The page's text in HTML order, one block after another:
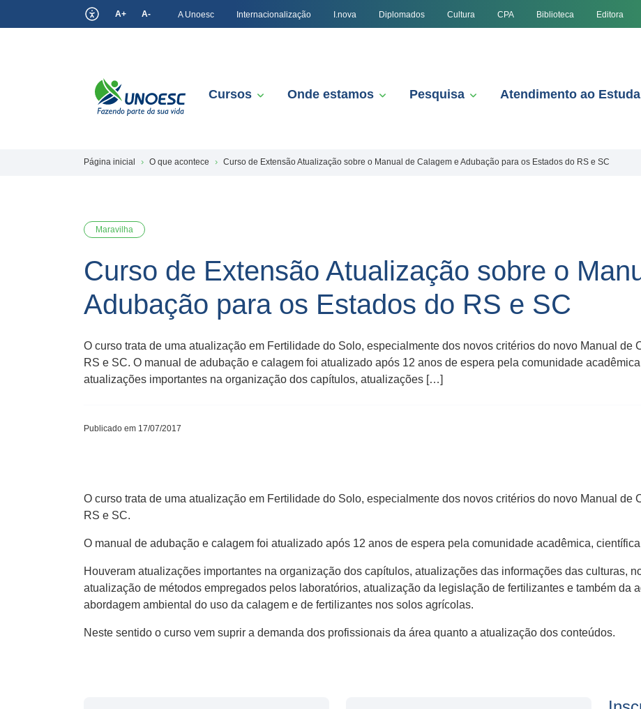
A+ A- A Unoesc Internacionalização I.nova Diplomados Cultura CPA Biblioteca Editora
Cursos Onde estamos Pesquisa Atendimento ao
Página inicial O que acontece Curso de Extensão Atualização sobre o Manual de Calagem e Adubação para os Estados do RS e SC
Maravilha
Curso de Extensão Atualização sobre o
Adubação para os Estados do RS e SC
O curso trata de uma atualização em Fertilidade do Solo, especialmente dos novos critérios do novo Manual de
RS e SC. O manual de adubação e calagem foi atualizado após 12 anos de espera pela comunidade
atualizações importantes na organização dos capítulos, atualizações […]
Publicado em 17/07/2017
O curso trata de uma atualização em Fertilidade do Solo, especialmente dos novos critérios do novo Manual de
RS e SC.
O manual de adubação e calagem foi atualizado após 12 anos de espera pela comunidade acadêmica,
Houveram atualizações importantes na organização dos capítulos, atualizações das informações das culturas,
atualização de métodos empregados pelos laboratórios, atualização da legislação de fertilizantes e também da
abordagem ambiental do uso da calagem e de fertilizantes nos solos agrícolas.
Neste sentido o curso vem suprir a demanda dos profissionais da área quanto a atualização dos conteúdos.